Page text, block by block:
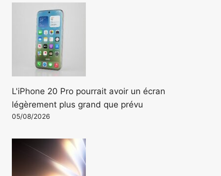
L'iPhone 20 Pro pourrait avoir un écran
légèrement plus grand que prévu
05/08/2026